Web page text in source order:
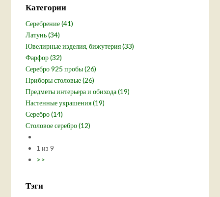
Категории
Серебрение (41)
Латунь (34)
Ювелирные изделия, бижутерия (33)
Фарфор (32)
Серебро 925 пробы (26)
Приборы столовые (26)
Предметы интерьера и обихода (19)
Настенные украшения (19)
Серебро (14)
Столовое серебро (12)
1 из 9
>>
Тэги